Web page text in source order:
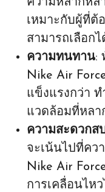
ความหลากหล
เหมาะกับผู้ที่ต้
สามารถเลือก
ความทนทาน:
Nike Air
แข็งแรงกว่า
แวดล้อมที่หลา
ความสะดวกส
จะเน้นไปที่คว
Nike Air
การเคลื่อนไห